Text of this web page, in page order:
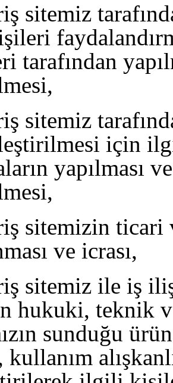
sitemiz
tarafından
sitemiz
için
yapılması
sitemizin
ve icrası,
sitemiz ile iş
hukuki, teknik
sunduğu
kullanım